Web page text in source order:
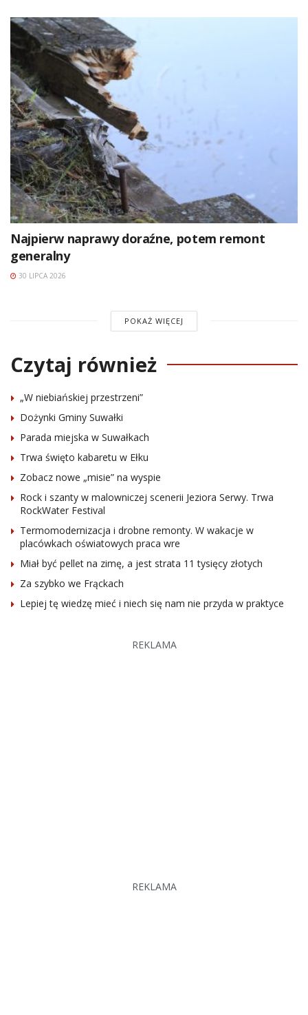
Najpierw naprawy doraźne, potem remont
generalny
30 LIPCA 2026
POKAŻ WIĘCEJ
Czytaj również
„W niebiańskiej przestrzeni”
Dożynki Gminy Suwałki
Parada miejska w Suwałkach
Trwa święto kabaretu w Ełku
Zobacz nowe „misie” na wyspie
Rock i szanty w malowniczej scenerii Jeziora Serwy. Trwa
RockWater Festival
Termomodernizacja i drobne remonty. W wakacje w
placówkach oświatowych praca wre
Miał być pellet na zimę, a jest strata 11 tysięcy złotych
Za szybko we Frąckach
Lepiej tę wiedzę mieć i niech się nam nie przyda w praktyce
REKLAMA
REKLAMA